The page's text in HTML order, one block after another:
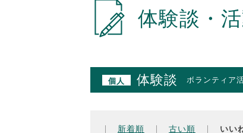
新規登録 ボラン
東京ボランティア
募集情報
[個人] 体験談
ボランティアの広場
新着記事一覧
体験談・
個人 体験談 ボランティア
新着順 古い順 いい